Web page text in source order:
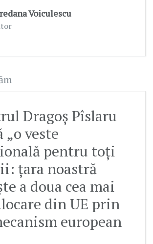
Voiculescu
Dragoș Pîslaru
„o veste
pentru toți
țara noastră
a doua cea mai
din UE prin
european